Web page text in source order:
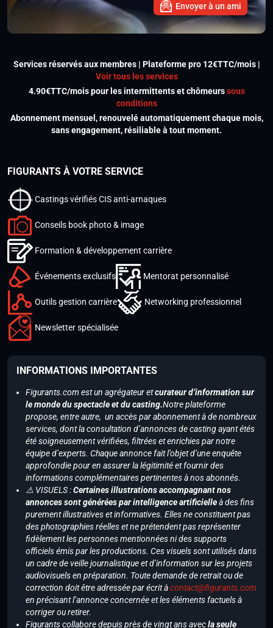
Envoyer à un ami
Services réservés aux membres | Plateforme pro 12€TTC/mois |
Voir tous les services
4.90€TTC/mois pour les intermittents et chômeurssous
conditions
Abonnement mensuel, renouvelé automatiquement chaque mois,
sans engagement, résiliable à tout moment.
FIGURANTS À VOTRE SERVICE
Castings vérifiés CIS anti-arnaques
Conseils book photo & image
Formation & développement carrière
Événements exclusifs Mentorat personnalisé
Outils gestion carrière Networking professionnel
Newsletter spécialisée
INFORMATIONS IMPORTANTES
Figurants.com est un agrégateur etcurateur d’information sur
le monde du spectacle et du casting.Notre plateforme
propose, entre autre, un accès par abonnement à de nombreux
services, dont la consultation d’annonces de casting ayant étés
été soigneusement vérifiées, filtrées et enrichies par notre
équipe d’experts. Chaque annonce fait l’objet d’une enquête
approfondie pour en assurer la légitimité et fournir des
informations complémentaires pertinentes à nos abonnés.
⚠️ VISUELS :Certaines illustrations accompagnant nos
annonces sont générées par intelligence artificielleà des fins
purement illustratives et informatives. Elles ne constituent pas
des photographies réelles et ne prétendent pas représenter
fidèlement les personnes mentionnées ni des supports
officiels émis par les productions. Ces visuels sont utilisés dans
un cadre de veille journalistique et d’information sur les projets
audiovisuels en préparation. Toute demande de retrait ou de
correction doit être adressée par écrit àcontact@figurants.com
en précisant l’annonce concernée et les éléments factuels à
corriger ou retirer.
Figurants collabore depuis près de vingt ans avecla seule